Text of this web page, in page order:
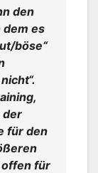
den
dem es
böse“
der
für den
offen für